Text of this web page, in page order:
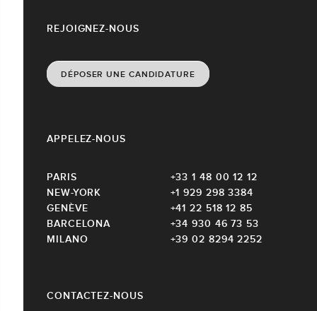
CONTACTEZ-NOUS
REJOIGNEZ-NOUS
DÉPOSER UNE CANDIDATURE
APPELEZ-NOUS
PARIS
+33 1 48 00 12 12
NEW-YORK
+1 929 298 3384
GENÈVE
+41 22 518 12 85
BARCELONA
+34 930 46 73 53
MILANO
+39 02 8294 2252